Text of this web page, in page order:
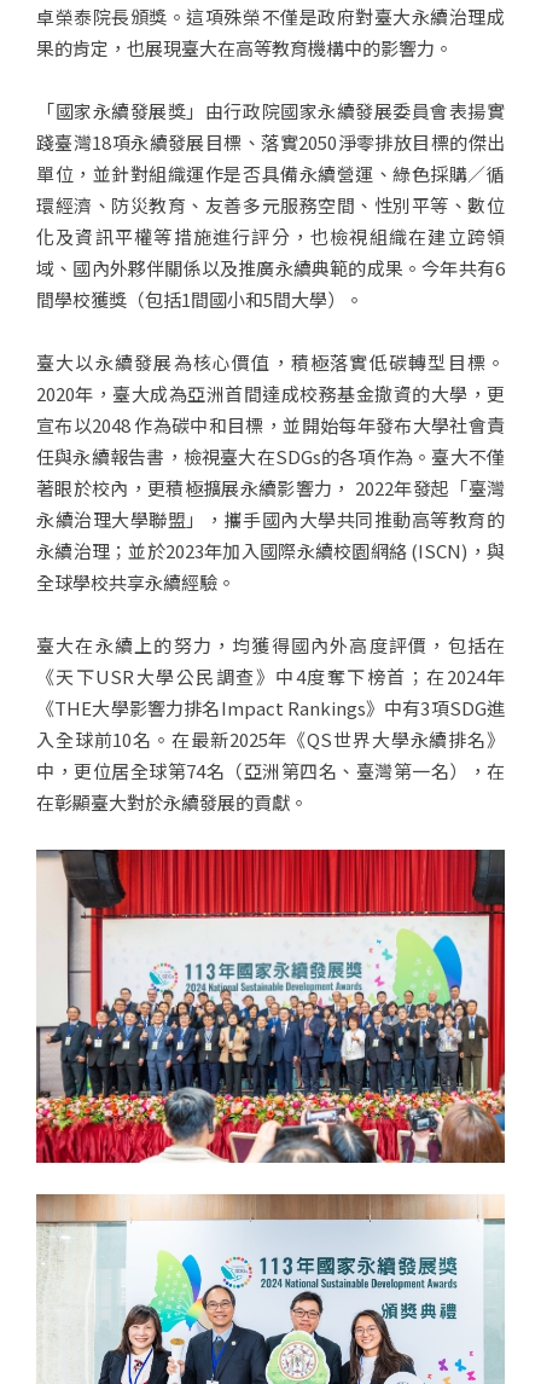
卓榮泰院長頒獎。這項殊榮不僅是政府對臺大永續治理成
果的肯定，也展現臺大在高等教育機構中的影響力。
「國家永續發展獎」由行政院國家永續發展委員會表揚實
踐臺灣18項永續發展目標、落實2050淨零排放目標的傑出
單位，並針對組織運作是否具備永續營運、綠色採購／循
環經濟、防災教育、友善多元服務空間、性別平等、數位
化及資訊平權等措施進行評分，也檢視組織在建立跨領
域、國內外夥伴關係以及推廣永續典範的成果。今年共有6
間學校獲獎（包括1間國小和5間大學）。
臺大以永續發展為核心價值，積極落實低碳轉型目標。
2020年，臺大成為亞洲首間達成校務基金撤資的大學，更
宣布以2048 作為碳中和目標，並開始每年發布大學社會責
任與永續報告書，檢視臺大在SDGs的各項作為。臺大不僅
著眼於校內，更積極擴展永續影響力， 2022年發起「臺灣
永續治理大學聯盟」，攜手國內大學共同推動高等教育的
永續治理；並於2023年加入國際永續校園網絡 (ISCN)，與
全球學校共享永續經驗。
臺大在永續上的努力，均獲得國內外高度評價，包括在
《天下USR大學公民調查》中4度奪下榜首；在2024年
《THE大學影響力排名Impact Rankings》中有3項SDG進
入全球前10名。在最新2025年《QS世界大學永續排名》
中，更位居全球第74名（亞洲第四名、臺灣第一名），在
在彰顯臺大對於永續發展的貢獻。